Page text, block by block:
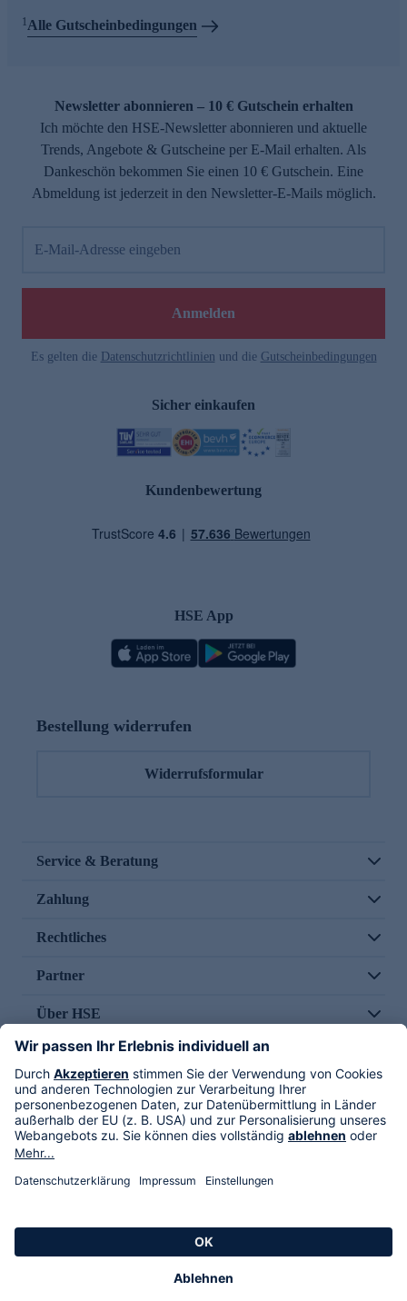
1Alle Gutscheinbedingungen
Newsletter abonnieren – 10 € Gutschein erhalten
Ich möchte den HSE-Newsletter abonnieren und aktuelle
Trends, Angebote & Gutscheine per E-Mail erhalten. Als
Dankeschön bekommen Sie einen 10 € Gutschein. Eine
Abmeldung ist jederzeit in den Newsletter-E-Mails möglich.
E-Mail-Adresse eingeben
Anmelden
Es gelten die Datenschutzrichtlinien und die Gutscheinbedingungen
Sicher einkaufen
Kundenbewertung
HSE App
Bestellung widerrufen
Widerrufsformular
Service & Beratung
Zahlung
Rechtliches
Partner
Über HSE
Im TV
HSE International